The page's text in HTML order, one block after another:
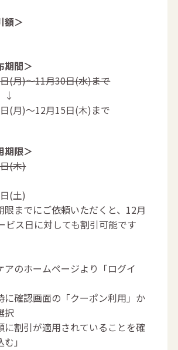
額＞
期間＞
(月)～11月30日(水)まで
(月)～12月15日(木)まで
期限＞
(木)
(土)
までにご依頼いただくと、12月
ビス日に対しても割引可能です
アのホームページより「ログイ
に確認画面の「クーポン利用」か
択
に割引が適用されていることを確
」